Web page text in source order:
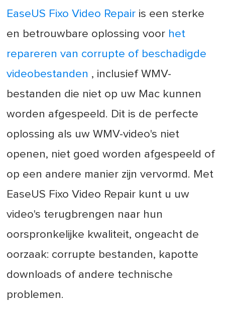
EaseUS Fixo Video Repair is een sterke
en betrouwbare oplossing voor het
repareren van corrupte of beschadigde
videobestanden , inclusief WMV-
bestanden die niet op uw Mac kunnen
worden afgespeeld. Dit is de perfecte
oplossing als uw WMV-video's niet
openen, niet goed worden afgespeeld of
op een andere manier zijn vervormd. Met
EaseUS Fixo Video Repair kunt u uw
video's terugbrengen naar hun
oorspronkelijke kwaliteit, ongeacht de
oorzaak: corrupte bestanden, kapotte
downloads of andere technische
problemen.